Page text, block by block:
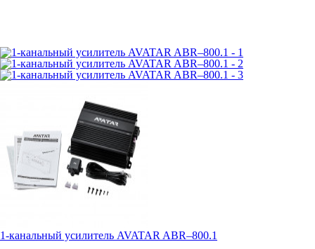
1-канальный усилитель AVATAR ABR–800.1